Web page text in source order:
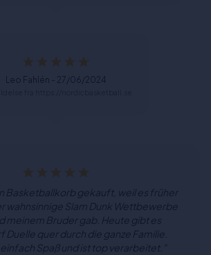
Leo Fahlén - 27/06/2024
Basketballkorb gekauft, weil es früher
wahnsinnige Slam Dunk Wettbewerbe
meinem Bruder gab. Heute gibt es
Duelle quer durch die ganze Familie.
Spaß und ist top verarbeitet."